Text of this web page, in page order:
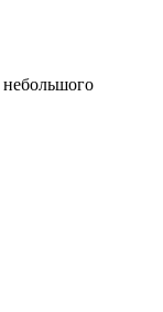
небольшого